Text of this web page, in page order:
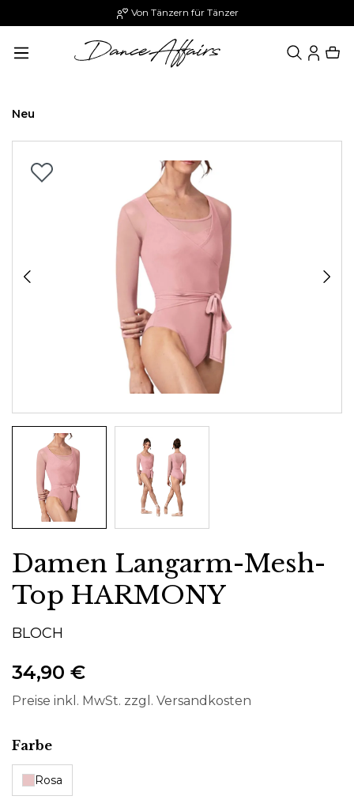
Von Tänzern für Tänzer
Neu
Damen Langarm-Mesh-
Top HARMONY
BLOCH
34,90 €
Preise inkl. MwSt. zzgl. Versandkosten
Farbeauswählen
Rosa